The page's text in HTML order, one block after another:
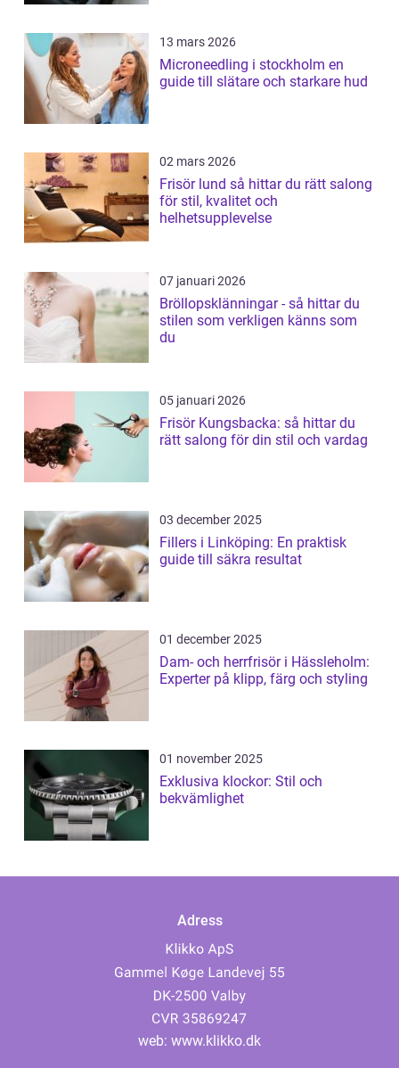
13 mars 2026
Microneedling i stockholm en
guide till slätare och starkare hud
02 mars 2026
Frisör lund så hittar du rätt salong
för stil, kvalitet och
helhetsupplevelse
07 januari 2026
Bröllopsklänningar - så hittar du
stilen som verkligen känns som
du
05 januari 2026
Frisör Kungsbacka: så hittar du
rätt salong för din stil och vardag
03 december 2025
Fillers i Linköping: En praktisk
guide till säkra resultat
01 december 2025
Dam- och herrfrisör i Hässleholm:
Experter på klipp, färg och styling
01 november 2025
Exklusiva klockor: Stil och
bekvämlighet
Adress
web: www.klikko.dk